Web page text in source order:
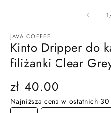
modalnym
1
JAVA COFFEE
Kinto Dripper do
filiżanki Clear
Cena
regularna
zł 40.00
Najniższa cena w ostatnich 30